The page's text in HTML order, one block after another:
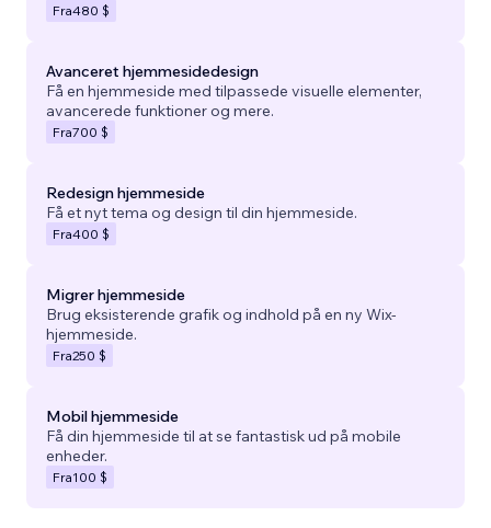
Fra480 $
Avanceret hjemmesidedesign
Få en hjemmeside med tilpassede visuelle elementer,
avancerede funktioner og mere.
Fra700 $
Redesign hjemmeside
Få et nyt tema og design til din hjemmeside.
Fra400 $
Migrer hjemmeside
Brug eksisterende grafik og indhold på en ny Wix-
hjemmeside.
Fra250 $
Mobil hjemmeside
Få din hjemmeside til at se fantastisk ud på mobile
enheder.
Fra100 $